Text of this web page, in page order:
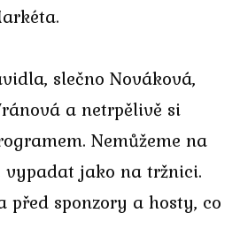
slečno Nováková,
a netrpělivě si
Nemůžeme na
jako na tržnici.
před sponzory a hosty, co